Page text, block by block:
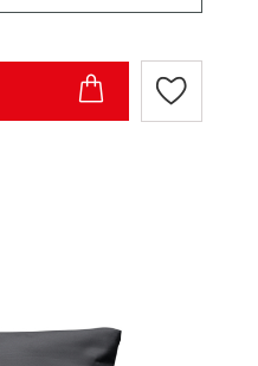
Zur
Wunschliste